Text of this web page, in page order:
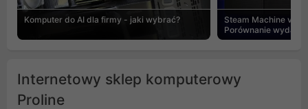
Komputer do AI dla firmy - jaki wybrać?
Steam Machine vs
Porównanie
Internetowy sklep komputerowy
Proline